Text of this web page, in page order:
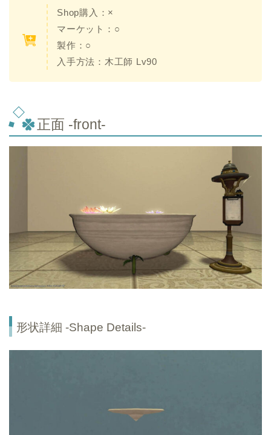
Shop購入：×
マーケット：○
製作：○
入手方法：木工師 Lv90
正面 -front-
形状詳細 -Shape Details-